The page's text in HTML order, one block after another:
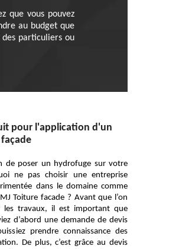
que vous pouvez
au budget que
des particuliers ou
pour l'application d'un
de poser un hydrofuge sur votre
ne pas choisir une entreprise
dans le domaine comme
Toiture facade ? Avant que l’on
les travaux, il est important que
d’abord une demande de devis
prendre connaissance des
De plus, c’est grâce au devis